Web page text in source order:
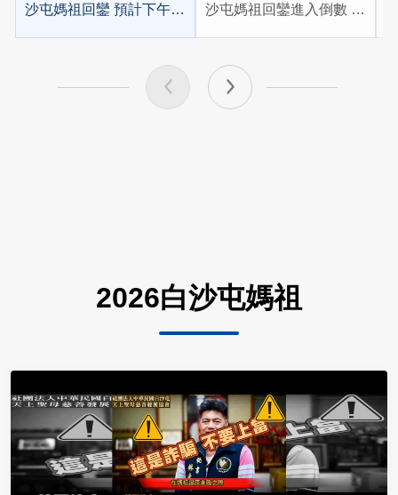
沙屯媽祖回鑾 預計下午
沙屯媽祖回鑾進入倒數 預
2026白沙屯媽祖